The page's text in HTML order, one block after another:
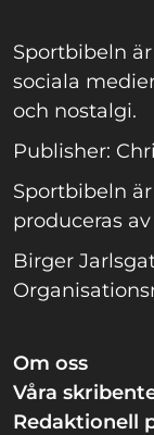
Sportbibeln
sociala
och nostalgi.
Publisher:
Sportbibeln
produceras
Birger
Om oss
Våra
Redaktionell